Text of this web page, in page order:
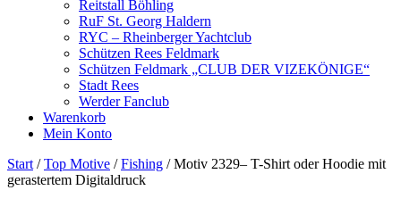
Reitstall Böhling
RuF St. Georg Haldern
RYC – Rheinberger Yachtclub
Schützen Rees Feldmark
Schützen Feldmark „CLUB DER VIZEKÖNIGE“
Stadt Rees
Werder Fanclub
Warenkorb
Mein Konto
Start /Top Motive /Fishing / Motiv 2329– T-Shirt oder Hoodie mit
gerastertem Digitaldruck